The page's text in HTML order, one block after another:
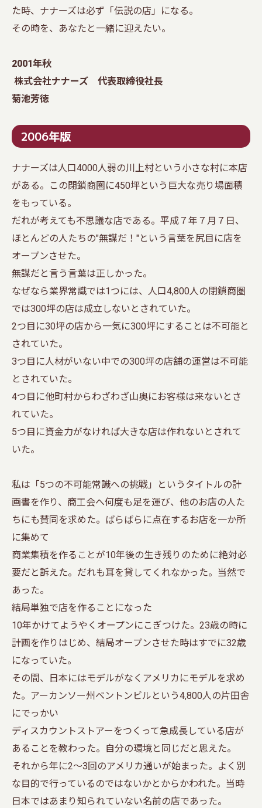
た時、ナナーズは必ず「伝説の店」になる。
その時を、あなたと一緒に迎えたい。
2001年秋
株式会社ナナーズ 代表取締役社長
菊池芳徳
2006年版
ナナーズは人口4000人弱の川上村という小さな村に本店
がある。この閉鎖商圏に450坪という巨大な売り場面積
をもっている。
だれが考えても不思議な店である。平成７年７月７日、
ほとんどの人たちの"無謀だ！"という言葉を尻目に店を
オープンさせた。
無謀だと言う言葉は正しかった。
なぜなら業界常識では1つには、人口4,800人の閉鎖商圏
では300坪の店は成立しないとされていた。
2つ目に30坪の店から一気に300坪にすることは不可能と
されていた。
3つ目に人材がいない中での300坪の店舗の運営は不可能
とされていた。
4つ目に他町村からわざわざ山奥にお客様は来ないとさ
れていた。
5つ目に資金力がなければ大きな店は作れないとされて
いた。
私は「5つの不可能常識への挑戦」というタイトルの計
画書を作り、商工会へ何度も足を運び、他のお店の人た
ちにも賛同を求めた。ばらばらに点在するお店を一か所
に集めて
商業集積を作ることが10年後の生き残りのために絶対必
要だと訴えた。だれも耳を貸してくれなかった。当然で
あった。
結局単独で店を作ることになった
10年かけてようやくオープンにこぎつけた。23歳の時に
計画を作りはじめ、結局オープンさせた時はすでに32歳
になっていた。
その間、日本にはモデルがなくアメリカにモデルを求め
た。アーカンソー州ベントンビルという4,800人の片田舎
にでっかい
ディスカウントストアーをつくって急成長している店が
あることを教わった。自分の環境と同じだと思えた。
それから年に2～3回のアメリカ通いが始まった。よく別
な目的で行っているのではないかとからかわれた。当時
日本ではあまり知られていない名前の店であった。